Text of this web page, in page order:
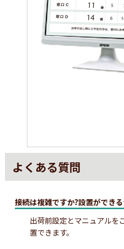
よくある質問
接続は複雑ですか?設置ができる
出荷前設定とマニュアルを
置できます。